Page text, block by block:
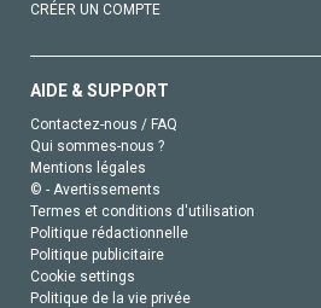
CRÉER UN COMPTE
AIDE & SUPPORT
Contactez-nous / FAQ
Qui sommes-nous ?
Mentions légales
© - Avertissements
Termes et conditions d'utilisation
Politique rédactionnelle
Politique publicitaire
Cookie settings
Politique de la vie privée